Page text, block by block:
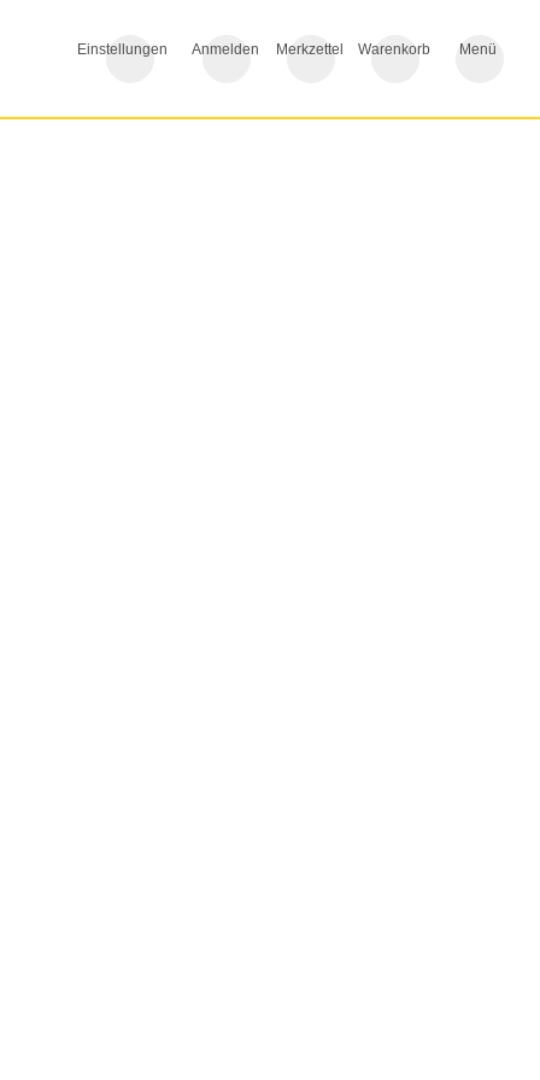
Einstellungen Anmelden Merkzettel Warenkorb Menü